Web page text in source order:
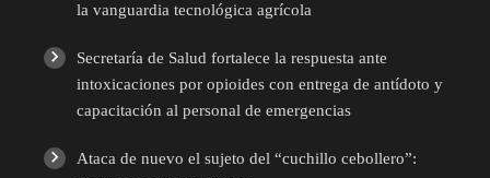
la vanguardia tecnológica agrícola
Secretaría de Salud fortalece la respuesta ante
intoxicaciones por opioides con entrega de antídoto y
capacitación al personal de emergencias
Ataca de nuevo el sujeto del “cuchillo cebollero”: